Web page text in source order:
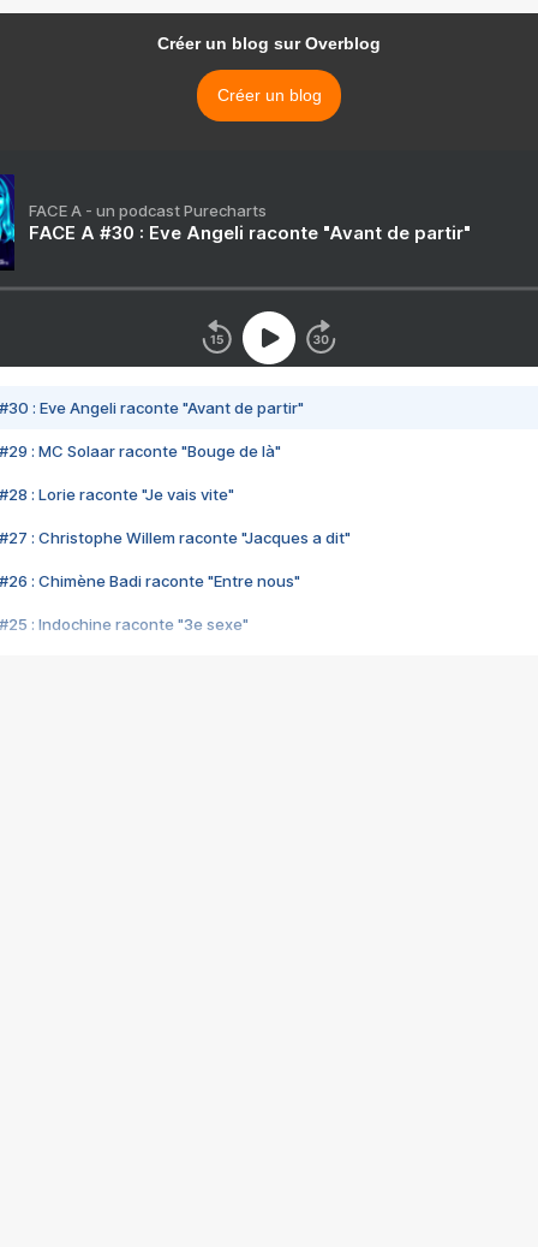
Créer un blog sur Overblog
Créer un blog
FACE A - un podcast Purecharts
FACE A #30 : Eve Angeli raconte "Avant de partir"
#30 : Eve Angeli raconte "Avant de partir"
#29 : MC Solaar raconte "Bouge de là"
#28 : Lorie raconte "Je vais vite"
#27 : Christophe Willem raconte "Jacques a dit"
#26 : Chimène Badi raconte "Entre nous"
#25 : Indochine raconte "3e sexe"